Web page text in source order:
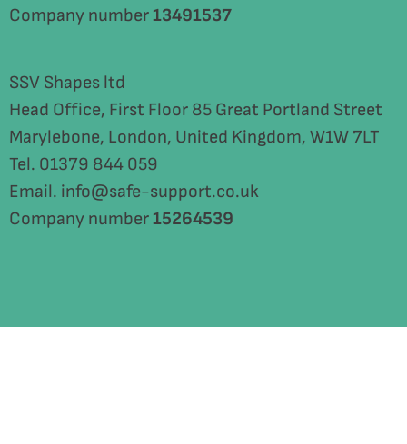
Company number13491537
SSV Shapes ltd
Head Office, First Floor 85 Great Portland Street
Marylebone, London, United Kingdom, W1W 7LT
Tel. 01379 844 059
Email. info@safe-support.co.uk
Company number15264539